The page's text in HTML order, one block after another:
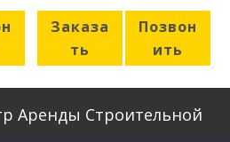
Заказа
ть
Позвон
ить
Аренды Строительной